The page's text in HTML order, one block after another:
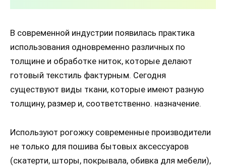
В современной индустрии появилась практика
использования одновременно различных по
толщине и обработке ниток, которые делают
готовый текстиль фактурным. Сегодня
существуют виды ткани, которые имеют разную
толщину, размер и, соответственно. назначение.
Используют рогожку современные производители
не только для пошива бытовых аксессуаров
(скатерти, шторы, покрывала, обивка для мебели),